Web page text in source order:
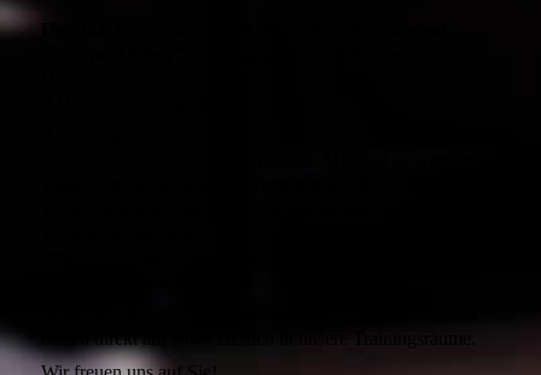
besten direkt auf einen Besuch in unsere Trainingsräume.